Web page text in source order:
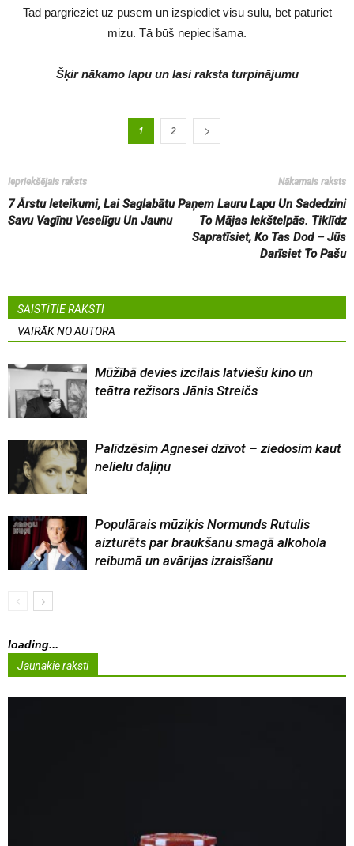
Tad pārgrieziet uz pusēm un izspiediet visu sulu, bet paturiet
mizu. Tā būš nepiecišama.
Šķir nākamo lapu un lasi raksta turpinājumu
1 2
Iepriekšējais raksts
7 Ārstu Ieteikumi, Lai Saglabātu
Savu Vagīnu Veselīgu Un Jaunu
Nākamais raksts
Paņem Lauru Lapu Un Sadedzini
To Mājas Iekštelpās. Tiklīdz
Sapratīsiet, Ko Tas Dod – Jūs
Darīsiet To Pašu
SAISTĪTIE RAKSTI
VAIRĀK NO AUTORA
Mūžībā devies izcilais latviešu kino un
teātra režisors Jānis Streičs
Palīdzēsim Agnesei dzīvot – ziedosim kaut
nelielu daļiņu
Populārais mūziķis Normunds Rutulis
aizturēts par braukšanu smagā alkohola
reibumā un avārijas izraisīšanu
loading...
Jaunakie raksti